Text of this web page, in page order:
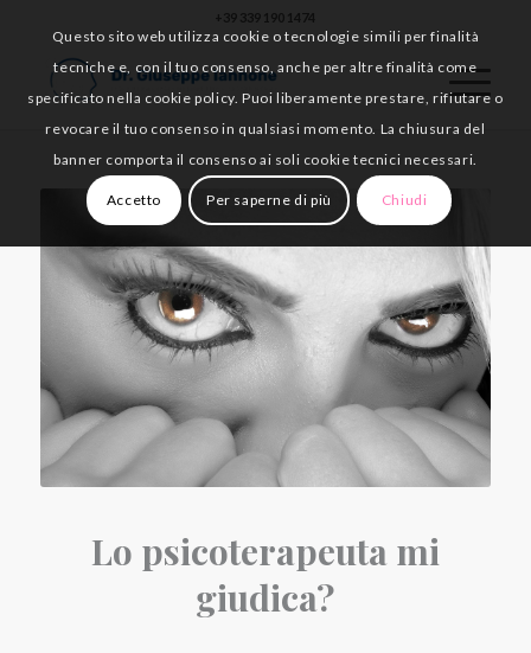
+39 339 190 1474
Lo psicoterapeuta mi
giudica?
Questo sito web utilizza cookie o tecnologie simili per finalità
tecniche e, con il tuo consenso, anche per altre finalità come
specificato nella cookie policy. Puoi liberamente prestare, rifiutare o
revocare il tuo consenso in qualsiasi momento. La chiusura del
banner comporta il consenso ai soli cookie tecnici necessari.
Accetto Per saperne di più Chiudi